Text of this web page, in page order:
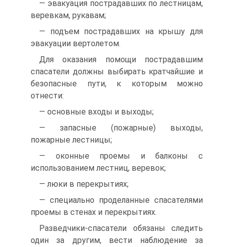
— эвакуация пострадавших по лестницам,
веревкам, рукавам;
— подъем пострадавших на крышу для
эвакуации вертолетом.
Для оказания помощи пострадавшим
спасатели должны выбирать кратчайшие и
безопасные пути, к которым можно
отнести:
— основные входы и выходы;
— запасные (пожарные) выходы,
пожарные лестницы;
— оконные проемы и балконы с
использованием лестниц, веревок;
— люки в перекрытиях;
— специально проделанные спасателями
проемы в стенах и перекрытиях.
Разведчики-спасатели обязаны следить
один за другим, вести наблюдение за